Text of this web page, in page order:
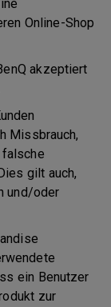
Online-Shop
akzeptiert
Missbrauch,
falsche
gilt auch,
und/oder
ein Benutzer
zur